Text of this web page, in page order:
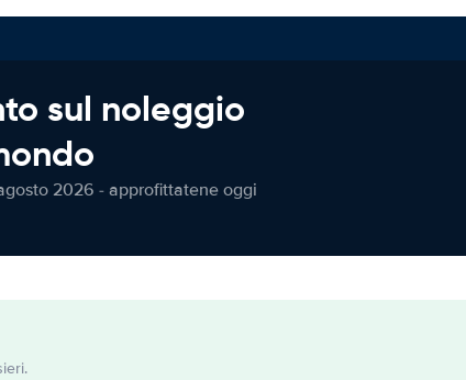
sul noleggio
2026 - approfittatene oggi